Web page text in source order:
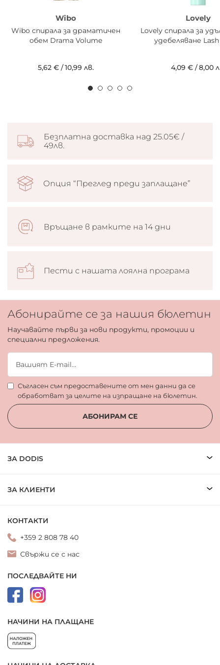
Wibo
Wibo спирала за драматичен
обем Drama Volume
5,62 € /10,99 лв.
Lovely
Lovely спирала за
удебеляване
4,09 €/8,00
Безплатна доставка над 25.05€ /
49лв.
Опция “Преглед преди заплащане”
Връщане в рамките на 14 дни
Пести с нашата лоялна програма
Абонирайте се за нашия бюлетин
Научавайте първи за нови продукти, промоции и
специални предложения.
Съгласен съм предоставените от мен данни да се
обработват за целите на изпращане на бюлетин.
АБОНИРАМ СЕ
ЗА DODIS
ЗА КЛИЕНТИ
КОНТАКТИ
+359 2 808 78 40
Свържи се с нас
ПОСЛЕДВАЙТЕ НИ
НАЧИНИ НА ПЛАЩАНЕ